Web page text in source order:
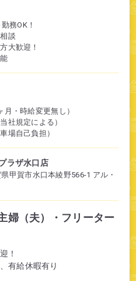
務OK！
談
大歓迎！
・時給変更無し）
社規定による）
場自己負担）
ラザ水口店
甲賀市水口本綾野566-1 アル・
婦（夫）・フリーター
！
有給休暇有り